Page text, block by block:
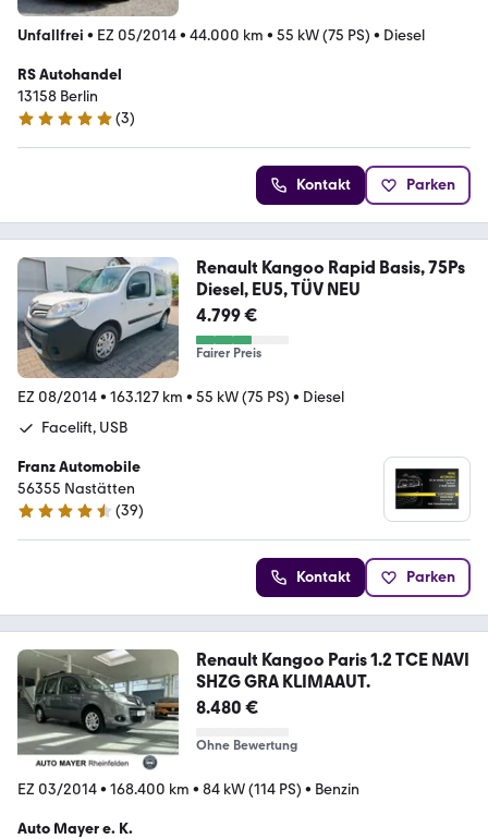
Unfallfrei • EZ 05/2014• 44.000 km • 55 kW (75 PS) • Diesel
RS Autohandel
13158 Berlin
5 Sterne
(3)
Kontakt Parken
Renault Kangoo Rapid Basis, 75Ps
Diesel, EU5, TÜV NEU
4.799 €
Fairer Preis
EZ 08/2014• 163.127 km • 55 kW (75 PS) • Diesel
Facelift, USB
Franz Automobile
56355 Nastätten
4.3 Sterne
(39)
Kontakt Parken
Renault Kangoo Paris 1.2 TCE NAVI
SHZG GRA KLIMAAUT.
8.480 €
Ohne Bewertung
EZ 03/2014• 168.400 km • 84 kW (114 PS) • Benzin
Auto Mayer e. K.